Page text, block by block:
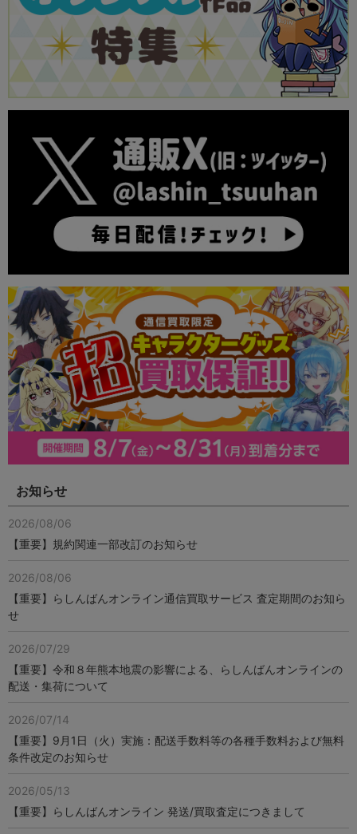
お知らせ
2026/08/06
【重要】規約関連一部改訂のお知らせ
2026/08/06
【重要】らしんばんオンライン通信買取サービス 査定期間のお知ら
せ
2026/07/29
【重要】令和８年熊本地震の影響による、らしんばんオンラインの
配送・集荷について
2026/07/14
【重要】9月1日（火）実施：配送手数料等の各種手数料および無料
条件改定のお知らせ
2026/05/13
【重要】らしんばんオンライン 発送/買取査定につきまして